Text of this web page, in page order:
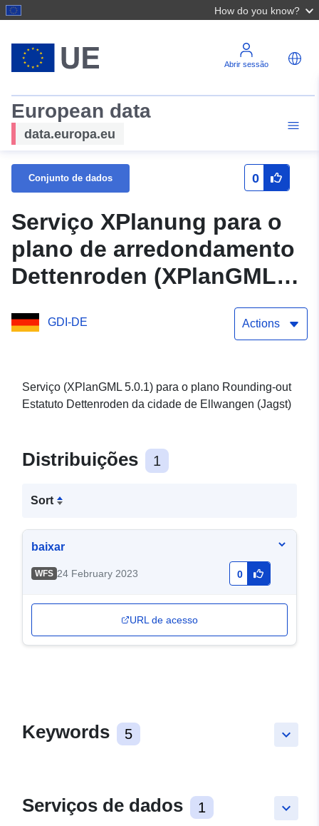
How do you know?
Abrir sessão
European data
data.europa.eu
Conjunto de dados 0
Serviço XPlanung para o
plano de arredondamento
Dettenroden (XPlanGML
GDI-DE Actions
Serviço (XPlanGML 5.0.1) para o plano Rounding-out
Estatuto Dettenroden da cidade de Ellwangen (Jagst)
Distribuições 1
Sort
baixar
WFS 24 February 2023 0
URL de acesso
keyboard_arrow_down
Keywords 5
keyboard_arrow_down
Serviços de dados 1